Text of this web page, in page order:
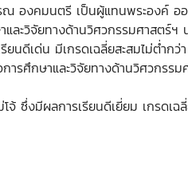
ณ องคมนตรี เป็นผู้แทนพระองค์
ะวิจัยทางด้านวิศวกรรมศาสตร์ฯ
ดีเด่น มีเกรดเฉลี่ยสะสมไม่ต่ำกว่
รศึกษาและวิจัยทางด้านวิศวกรร
งมีผลการเรียนดีเยี่ยม เกรดเฉ